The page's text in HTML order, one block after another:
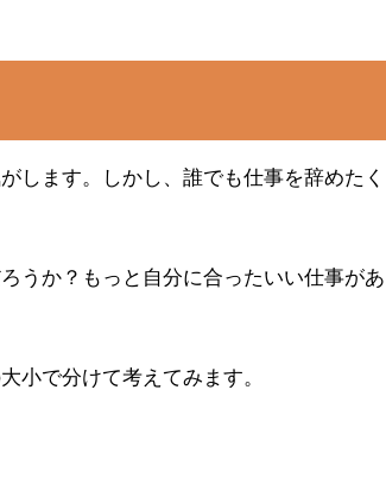
します。しかし、誰でも仕事を辞めたく
うか？もっと自分に合ったいい仕事があ
小で分けて考えてみます。